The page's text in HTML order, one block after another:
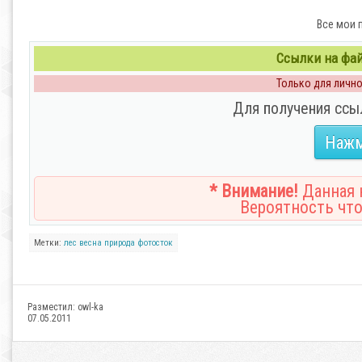
Все мои
Ссылки на
Только для
Для получения
* Внимание! Данная
Вероятность
Метки: лес весна природа фотосток
Разместил: owl-ka
07.05.2011